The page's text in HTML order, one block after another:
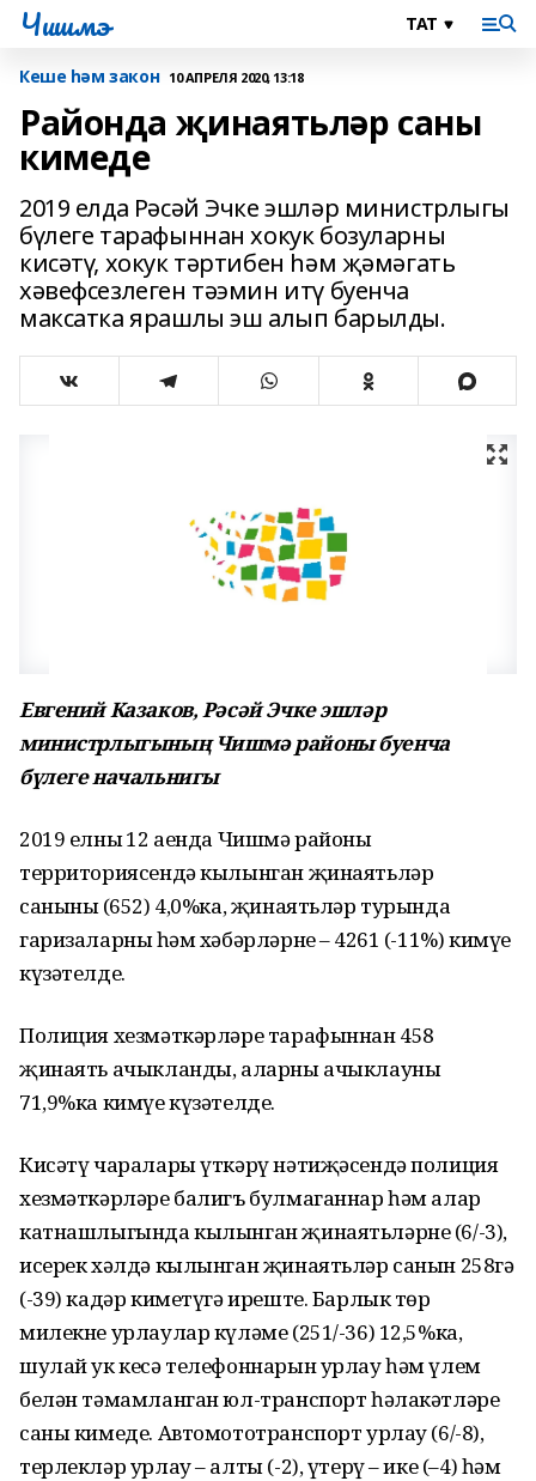
Чишмэ
Кеше һәм закон 10 АПРЕЛЯ 2020, 13:18
Районда җинаятьләр саны
кимеде
2019 елда Рәсәй Эчке эшләр министрлыгы
бүлеге тарафыннан хокук бозуларны
кисәтү, хокук тәртибен һәм җәмәгать
хәвефсезлеген тәэмин итү буенча
максатка ярашлы эш алып барылды.
Евгений Казаков, Рәсәй Эчке эшләр
министрлыгының Чишмә районы буенча
бүлеге начальнигы
2019 елның 12 аенда Чишмә районы
территориясендә кылынган җинаятьләр
санының (652) 4,0%ка, җинаятьләр турында
гаризаларның һәм хәбәрләрнең – 4261 (-11%) кимүе
күзәтелде.
Полиция хезмәткәрләре тарафыннан 458
җинаять ачыкланды, аларны ачыклауның
71,9%ка кимүе күзәтелде.
Кисәтү чаралары үткәрү нәтиҗәсендә полиция
хезмәткәрләре балигъ булмаганнар һәм алар
катнашлыгында кылынган җинаятьләрне (6/-3),
исерек хәлдә кылынган җинаятьләр санын 258гә
(-39) кадәр киметүгә иреште. Барлык төр
милекне урлаулар күләме (251/-36) 12,5%ка,
шулай ук кесә телефоннарын урлау һәм үлем
белән тәмамланган юл-транспорт һәлакәтләре
саны кимеде. Автомототранспорт урлау (6/-8),
терлекләр урлау – алты (-2), үтерү – ике (–4) һәм